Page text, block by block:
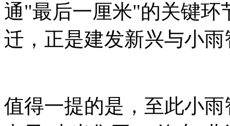
通"最后一厘米"的关键
迁，正是建发新兴与小
值得一提的是，至此小